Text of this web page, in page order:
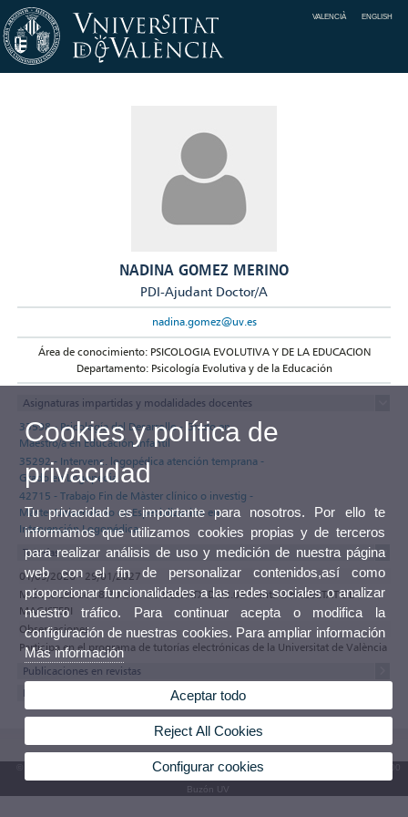
VALENCIÀ ENGLISH
NADINA GOMEZ MERINO
PDI-Ajudant Doctor/A
nadina.gomez@uv.es
Área de conocimiento: PSICOLOGIA EVOLUTIVA Y DE LA EDUCACION
Departamento: Psicología Evolutiva y de la Educación
Asignaturas impartidas y modalidades docentes
33598 - Psicología del Desarrollo - Grado en
Maestro/a en Educación Infantil
35292 - Intervenc. logopédica atención temprana -
Grado en Logopedia
42715 - Trabajo Fin de Màster clínico o investig -
Máster Universitario en Especialización en
Intervención Logopédica
Tutorías
01/09/2026 - 29/01/2027
MIÉRCOLES de 08:30 a 11:30 DESPATX D.02.05 Planta 2 FACULTAT DE
MAGISTERI
Observaciones
Participa en el programa de tutorías electrónicas de la Universitat de València
Publicaciones en revistas
Participaciones en Congresos
© 2026 UV. - Av. Blasco Ibáñez, 13. 46010 València. Espanya. Tel. UV: (+34) 963 86 41 00
Buzón UV
Cookies y política de
privacidad
Tu privacidad es importante para nosotros. Por ello te
informamos que utilizamos cookies propias y de terceros
para realizar análisis de uso y medición de nuestra página
web con el fin de personalizar contenidos,así como
proporcionar funcionalidades a las redes sociales o analizar
nuestro tráfico. Para continuar acepta o modifica la
configuración de nuestras cookies. Para ampliar información
Más información
Aceptar todo
Reject All Cookies
Configurar cookies